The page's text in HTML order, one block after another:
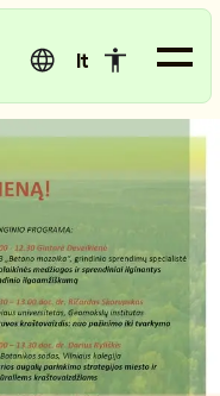
lt